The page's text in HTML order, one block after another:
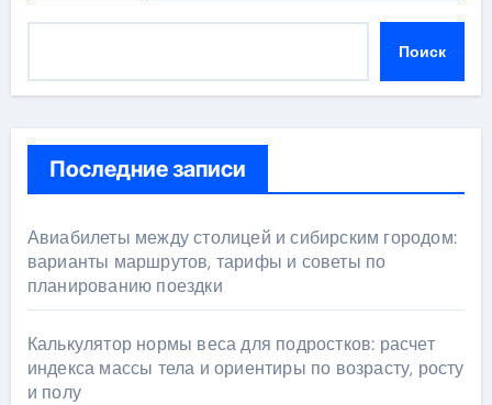
Поиск
Последние записи
Авиабилеты между столицей и сибирским городом:
варианты маршрутов, тарифы и советы по
планированию поездки
Калькулятор нормы веса для подростков: расчет
индекса массы тела и ориентиры по возрасту, росту
и полу